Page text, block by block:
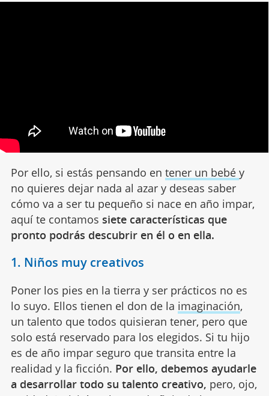
Por ello, si estás pensando en tener un bebé y
no quieres dejar nada al azar y deseas saber
cómo va a ser tu pequeño si nace en año impar,
aquí te contamos siete características que
pronto podrás descubrir en él o en ella.
1. Niños muy creativos
Poner los pies en la tierra y ser prácticos no es
lo suyo. Ellos tienen el don de la imaginación,
un talento que todos quisieran tener, pero que
solo está reservado para los elegidos. Si tu hijo
es de año impar seguro que transita entre la
realidad y la ficción. Por ello, debemos ayudarle
a desarrollar todo su talento creativo, pero, ojo,